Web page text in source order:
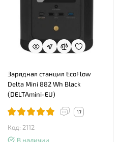
Зарядная станция EcoFlow
Delta Mini 882 Wh Black
(DELTAmini-EU)
17
Код: 2112
В наличии